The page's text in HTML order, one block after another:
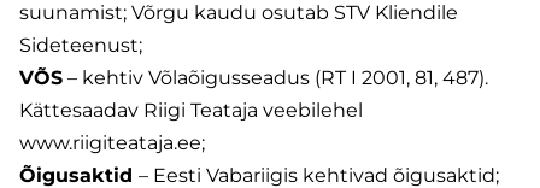
suunamist; Võrgu kaudu osutab STV Kliendile
Sideteenust;
VÕS – kehtiv Võlaõigusseadus (RT I 2001, 81, 487).
Kättesaadav Riigi Teataja veebilehel
www.riigiteataja.ee;
Õigusaktid – Eesti Vabariigis kehtivad õigusaktid;